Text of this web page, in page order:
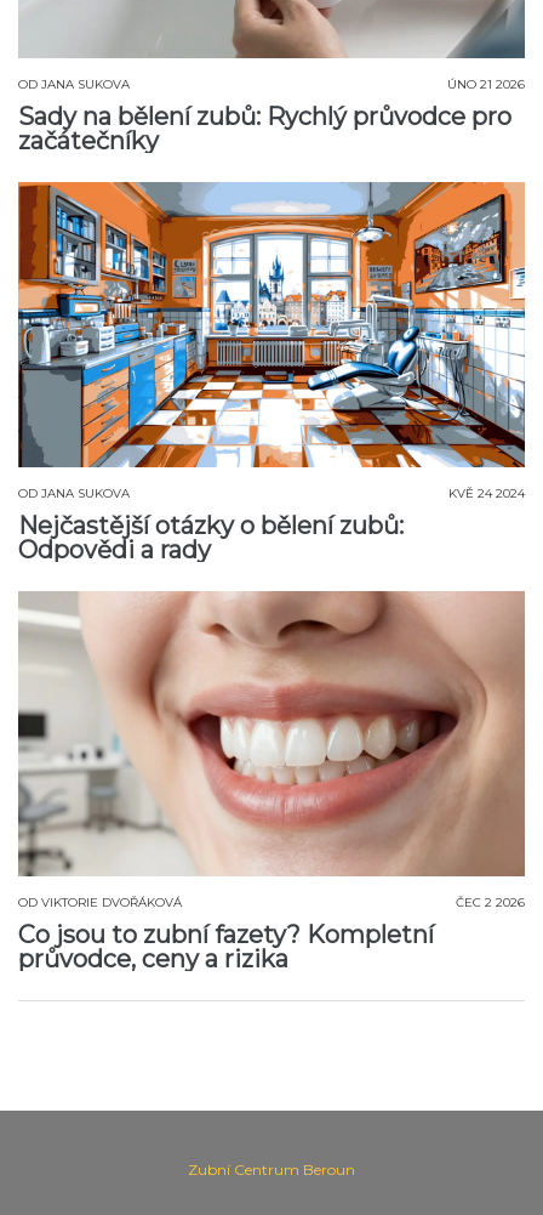
OD JANA SUKOVA ÚNO 21 2026
Sady na bělení zubů: Rychlý průvodce pro
začátečníky
OD JANA SUKOVA KVĚ 24 2024
Nejčastější otázky o bělení zubů:
Odpovědi a rady
OD VIKTORIE DVOŘÁKOVÁ ČEC 2 2026
Co jsou to zubní fazety? Kompletní
průvodce, ceny a rizika
Zubní Centrum Beroun